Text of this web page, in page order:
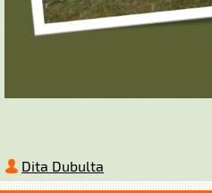
Dita Dubulta